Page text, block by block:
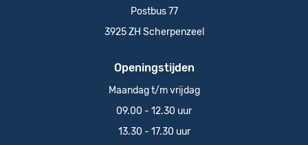
Postbus 77
3925 ZH Scherpenzeel
Openingstijden
Maandag t/m vrijdag
09.00 - 12.30 uur
13.30 - 17.30 uur